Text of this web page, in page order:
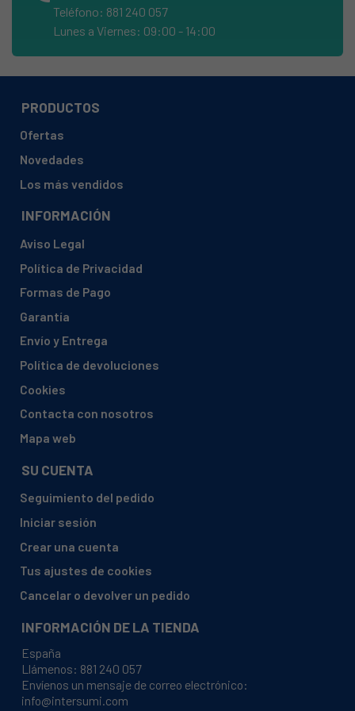
EDESA, 3CN31BUT 920270789
EDESA, 3CN3GBUT 920270841
EDESA, 3CN3GNAT 920270850
EDESA, 3CN4GNAT 920270832
EDESA, 3CN4GXBUT 920270805
EDESA, 3CN54NAT 920270752
EDESA, 5CN31BUT 920271323
EDESA, 5CN4GNAT 920271332
EDESA, 5CN54XBUT 920271243
EDESA, 5CN54XNAT 920271234
EDESA, ME TAL54XNAT
Teléfono: 881 240 057
Lunes a Viernes: 09:00 - 14:00
PRODUCTOS
Ofertas
Novedades
Los más vendidos
INFORMACIÓN
Aviso Legal
Política de Privacidad
Formas de Pago
Garantía
Envío y Entrega
Política de devoluciones
Cookies
Contacta con nosotros
Mapa web
SU CUENTA
Seguimiento del pedido
Iniciar sesión
Crear una cuenta
Tus ajustes de cookies
Cancelar o devolver un pedido
INFORMACIÓN DE LA TIENDA
España
Llámenos: 881 240 057
Envíenos un mensaje de correo electrónico:
info@intersumi.com